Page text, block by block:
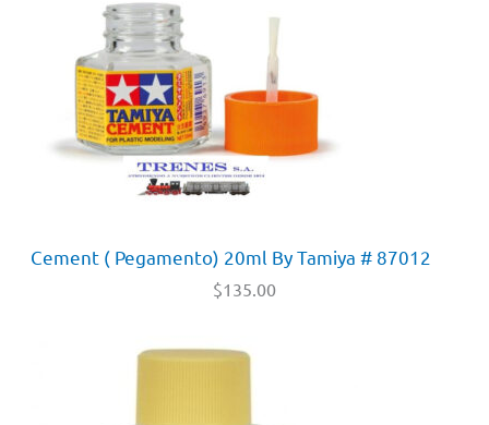
Cement ( Pegamento) 20ml By Tamiya # 87012
$135.00